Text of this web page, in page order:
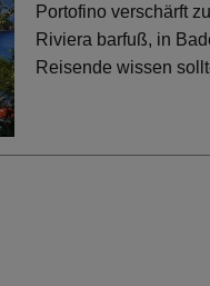
Portofino verschärft
Riviera barfuß, in
Reisende wissen